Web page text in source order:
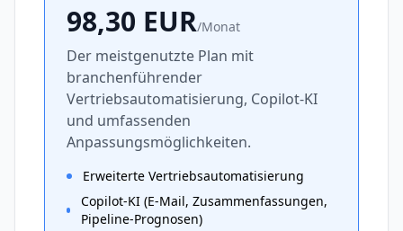
98,30 EUR/Monat
Der meistgenutzte Plan mit
branchenführender
Vertriebsautomatisierung, Copilot-KI
und umfassenden
Anpassungsmöglichkeiten.
Erweiterte Vertriebsautomatisierung
Copilot-KI (E-Mail, Zusammenfassungen,
Pipeline-Prognosen)